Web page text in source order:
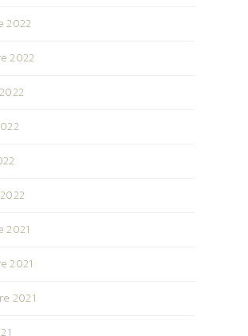
2022
2022
2021
2021
2021